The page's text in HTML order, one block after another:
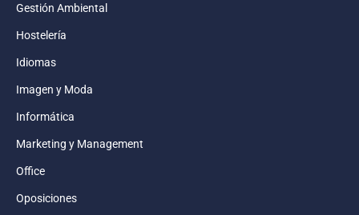
Gestión Ambiental
Hostelería
Idiomas
Imagen y Moda
Informática
Marketing y Management
Office
Oposiciones